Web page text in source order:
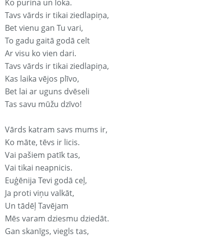
Ko purina un loka.
Tavs vārds ir tikai ziedlapiņa,
Bet vienu gan Tu vari,
To gadu gaitā godā celt
Ar visu ko vien dari.
Tavs vārds ir tikai ziedlapiņa,
Kas laika vējos plīvo,
Bet lai ar uguns dvēseli
Tas savu mūžu dzīvo!
Vārds katram savs mums ir,
Ko māte, tēvs ir licis.
Vai pašiem patīk tas,
Vai tikai neapnicis.
Euģēnija Tevi godā ceļ,
Ja proti viņu valkāt,
Un tādēļ Tavējam
Mēs varam dziesmu dziedāt.
Gan skanīgs, viegls tas,